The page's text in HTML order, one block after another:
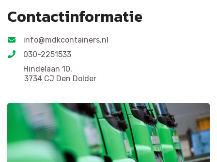
Contactinformatie
info@mdkcontainers.nl
030-2251533
Hindelaan 10,
3734 CJ Den Dolder